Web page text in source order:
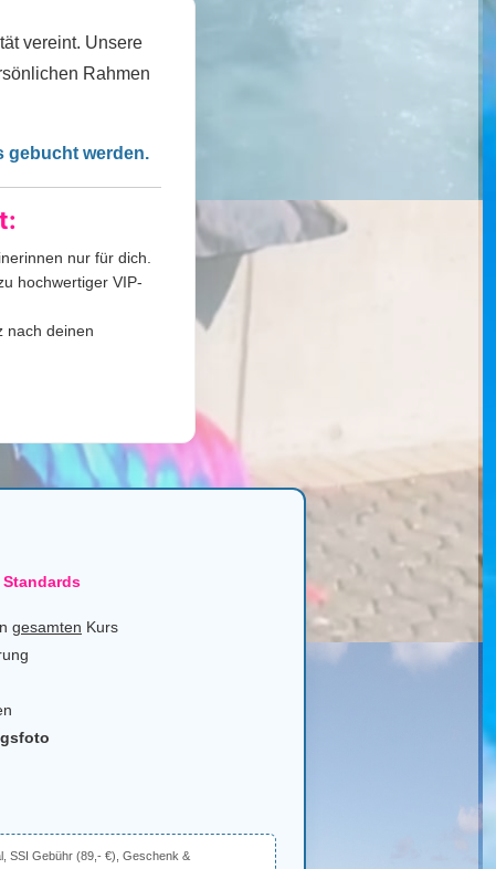
vereint. Unsere
Rahmen
gebucht werden.
nur für dich.
hochwertiger VIP-
nach deinen
Standards
gesamten Kurs
SSI Gebühr (89,- €), Geschenk &